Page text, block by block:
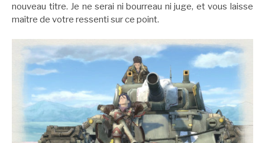
nouveau titre. Je ne serai ni bourreau ni juge, et vous laisse
maître de votre ressenti sur ce point.